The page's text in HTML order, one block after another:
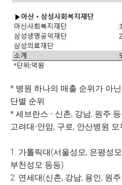
* 병원 하나의 매출 순위가 아
단별 순위
* 세브란스 - 신촌, 강남, 원주
고려대-안암, 구로, 안산병원 모
1. 가톨릭대(서울성모, 은평성
부천성모 등등)
2. 연세대(신촌, 강남, 용인, 원